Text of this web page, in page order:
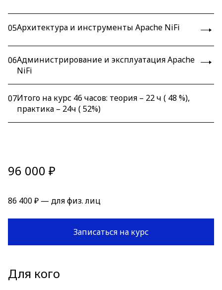
05Архитектура и инструменты Apache NiFi
06Администрирование и эксплуатация Apache
NiFi
07Итого на курс 46 часов: теория – 22 ч ( 48 %),
практика – 24ч ( 52%)
96 000 ₽
86 400 ₽ — для физ. лиц
Записаться на курс
Для кого